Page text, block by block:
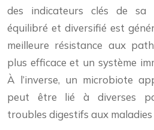
des indicateurs clés de sa
équilibré et diversifié est
meilleure résistance aux
plus efficace et un système
À l’inverse, un microbiote
peut être lié à diverses
troubles digestifs aux